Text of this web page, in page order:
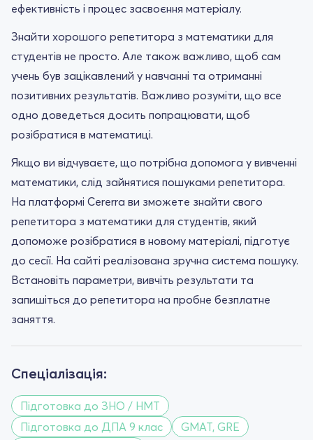
ефективність і процес засвоєння матеріалу.
Знайти хорошого репетитора з математики для
студентів не просто. Але також важливо, щоб сам
учень був зацікавлений у навчанні та отриманні
позитивних результатів. Важливо розуміти, що все
одно доведеться досить попрацювати, щоб
розібратися в математиці.
Якщо ви відчуваєте, що потрібна допомога у вивченні
математики, слід зайнятися пошуками репетитора.
На платформі Cererra ви зможете знайти свого
репетитора з математики для студентів, який
допоможе розібратися в новому матеріалі, підготує
до сесії. На сайті реалізована зручна система пошуку.
Встановіть параметри, вивчіть результати та
запишіться до репетитора на пробне безплатне
заняття.
Спеціалізація:
Підготовка до ЗНО / НМТ
Підготовка до ДПА 9 клас
GMAT, GRE